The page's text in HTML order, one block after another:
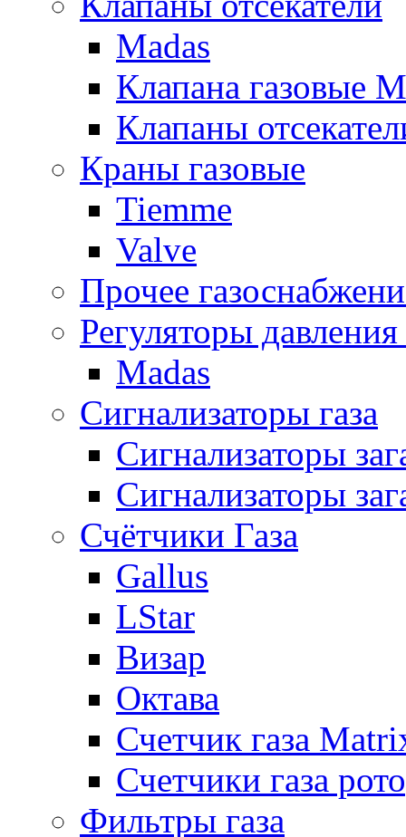
Madas
Клапана газовые
Клапаны
Краны газовые
Tiemme
Valve
Прочее
Регуляторы давления
Madas
Сигнализаторы газа
Сигнализаторы
Сигнализаторы
Счётчики Газа
Gallus
LStar
Визар
Октава
Счетчик газа
Счетчики газа
Фильтры газа